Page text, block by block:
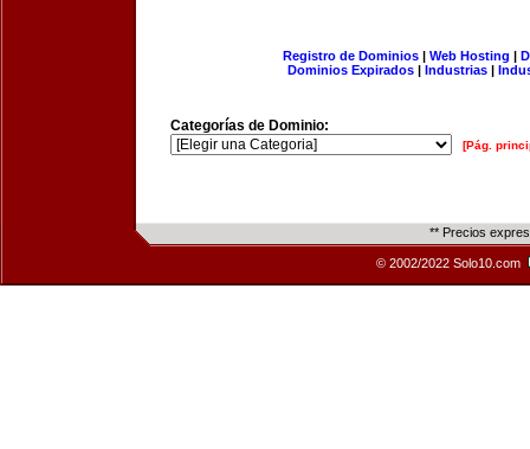
Registro de Dominios| Web Hosting |
Dominios Expirados | Industrias |
Categorías de Dominio:
[Pág.
** Precios
© 2002/2022 Solo10.com